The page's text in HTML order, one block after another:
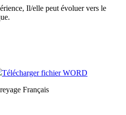
Il/elle peut évoluer vers le
Télécharger fichierWORD
Français